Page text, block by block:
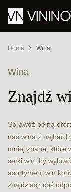
Home Wina
Wina
Znajdź
Sprawdź pełną
nas wina z
mniej znane, które
setki win, by
asortyment win
znajdziesz coś